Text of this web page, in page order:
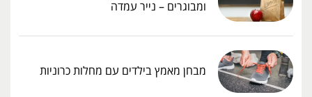
ומבוגרים – נייר עמדה
מבחן מאמץ בילדים עם מחלות כרוניות